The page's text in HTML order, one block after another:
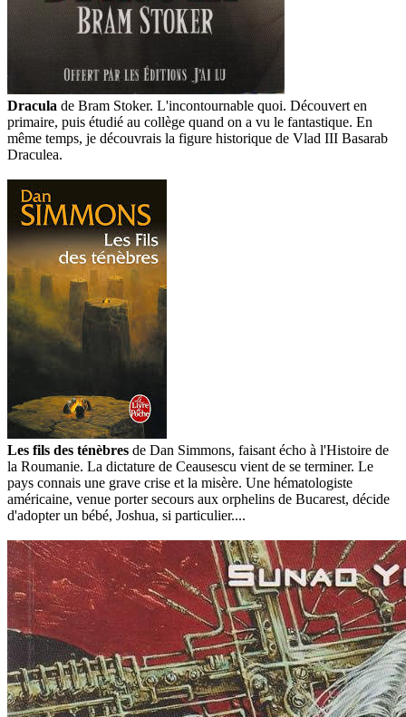
Dracula de Bram Stoker. L'incontournable quoi. Découvert en
primaire, puis étudié au collège quand on a vu le fantastique. En
même temps, je découvrais la figure historique de Vlad III Basarab
Draculea.
Les fils des ténèbres de Dan Simmons, faisant écho à l'Histoire de
la Roumanie. La dictature de Ceausescu vient de se terminer. Le
pays connais une grave crise et la misère. Une hématologiste
américaine, venue porter secours aux orphelins de Bucarest, décide
d'adopter un bébé, Joshua, si particulier....